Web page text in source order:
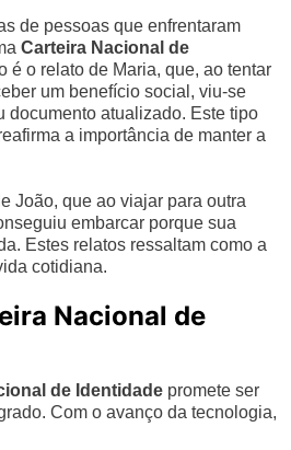
de pessoas que enfrentaram
Carteira Nacional de
é o relato de Maria, que, ao tentar
um benefício social, viu-se
documento atualizado. Este tipo
a importância de manter a
João, que ao viajar para outra
embarcar porque sua
Estes relatos ressaltam como a
cotidiana.
Nacional de
de Identidade promete ser
Com o avanço da tecnologia,